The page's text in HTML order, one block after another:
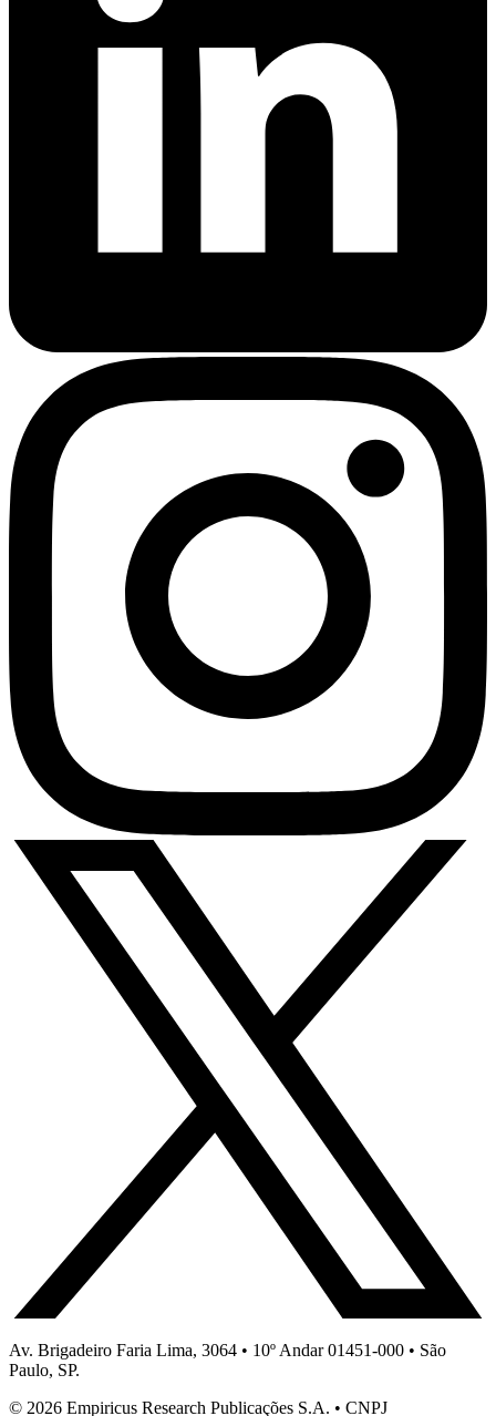
Av. Brigadeiro Faria Lima, 3064 • 10º Andar 01451-000 • São
Paulo, SP.
© 2026 Empiricus Research Publicações S.A. • CNPJ